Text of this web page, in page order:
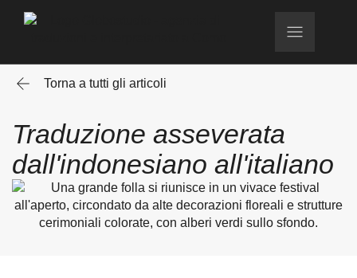
Torna a tutti gli articoli
Traduzione asseverata
dall'indonesiano all'italiano